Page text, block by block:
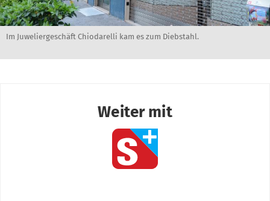
Im Juweliergeschäft Chiodarelli kam es zum Diebstahl.